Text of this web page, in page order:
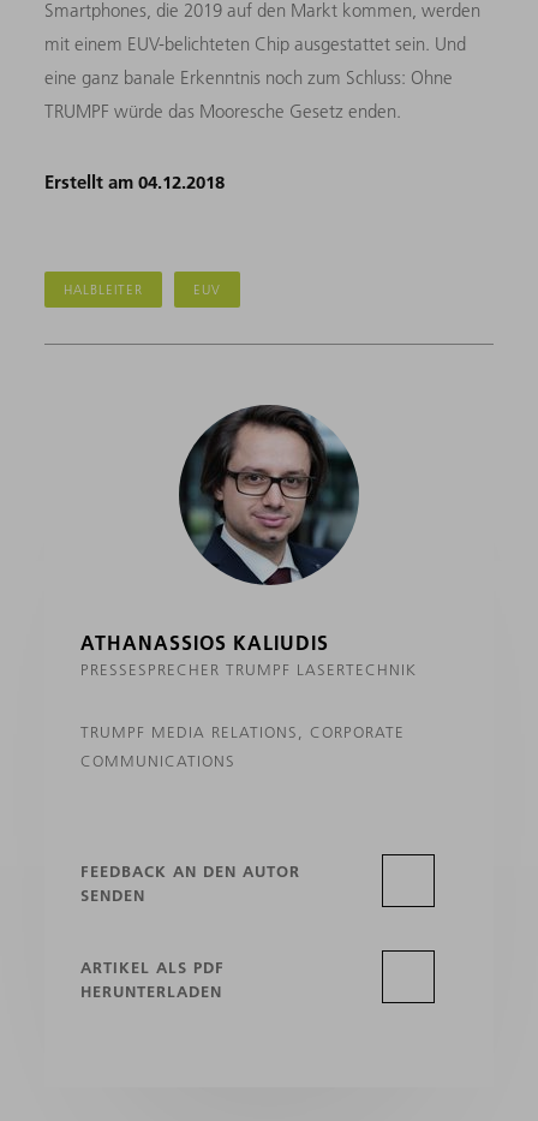
Smartphones, die 2019 auf den Markt kommen, werden
mit einem EUV-belichteten Chip ausgestattet sein. Und
eine ganz banale Erkenntnis noch zum Schluss: Ohne
TRUMPF würde das Mooresche Gesetz enden.
Erstellt am 04.12.2018
HALBLEITER EUV
ATHANASSIOS KALIUDIS
PRESSESPRECHER TRUMPF LASERTECHNIK
TRUMPF MEDIA RELATIONS, CORPORATE
COMMUNICATIONS
FEEDBACK AN DEN AUTOR
SENDEN
ARTIKEL ALS PDF
HERUNTERLADEN